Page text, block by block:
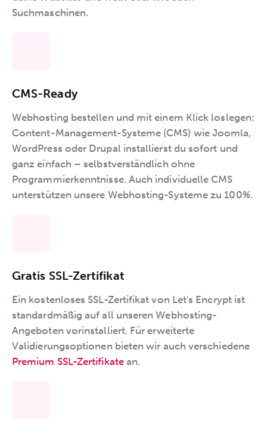
Suchmaschinen.
CMS-Ready
Webhosting bestellen und mit einem Klick loslegen:
Content-Management-Systeme (CMS) wie Joomla,
WordPress oder Drupal installierst du sofort und
ganz einfach – selbstverständlich ohne
Programmierkenntnisse. Auch individuelle CMS
unterstützen unsere Webhosting-Systeme zu 100%.
Gratis SSL-Zertifikat
Ein kostenloses SSL-Zertifikat von Let's Encrypt ist
standardmäßig auf all unseren Webhosting-
Angeboten vorinstalliert. Für erweiterte
Validierungsoptionen bieten wir auch verschiedene
Premium SSL-Zertifikatean.